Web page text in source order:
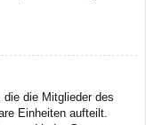
die die Mitglieder des
Einheiten aufteilt.